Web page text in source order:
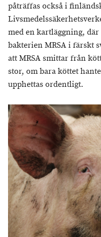
påträffas också i
med en kartläggning,
bakterien MRSA i färskt
att MRSA smittar från
stor, om bara köttet
upphettas ordentligt.